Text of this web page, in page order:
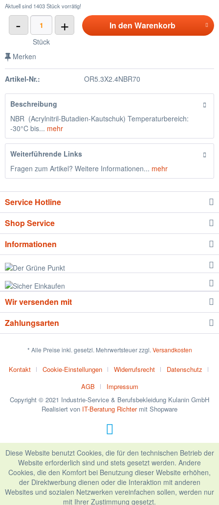
Aktuell sind 1403 Stück vorrätig!
- +
Stück
In den Warenkorb
Merken
Artikel-Nr.: OR5.3X2.4NBR70
Beschreibung
NBR (Acrylnitril-Butadien-Kautschuk) Temperaturbereich:
-30°C bis... mehr
Weiterführende Links
Fragen zum Artikel? Weitere Informationen... mehr
Service Hotline
Shop Service
Informationen
Wir versenden mit
Zahlungsarten
* Alle Preise inkl. gesetzl. Mehrwertsteuer zzgl. Versandkosten
Kontakt Cookie-Einstellungen Widerrufsrecht
Datenschutz
AGB
Impressum
Copyright © 2021 Industrie-Service & Berufsbekleidung Kulanin GmbH
Realisiert von IT-Beratung Richtermit Shopware
Diese Website benutzt Cookies, die für den technischen Betrieb der
Website erforderlich sind und stets gesetzt werden. Andere
Cookies, die den Komfort bei Benutzung dieser Website erhöhen,
der Direktwerbung dienen oder die Interaktion mit anderen
Websites und sozialen Netzwerken vereinfachen sollen, werden nur
mit Ihrer Zustimmung gesetzt.